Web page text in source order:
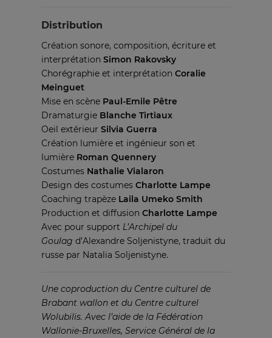
Distribution
Création sonore, composition, écriture et
interprétation Simon Rakovsky
Chorégraphie et interprétation Coralie
Meinguet
Mise en scène Paul-Emile Pêtre
Dramaturgie Blanche Tirtiaux
Oeil extérieur Silvia Guerra
Création lumière et ingénieur son et
lumière Roman Quennery
Costumes Nathalie Vialaron
Design des costumes Charlotte Lampe
Coaching trapèze Laila Umeko Smith
Production et diffusion Charlotte Lampe
Avec pour support L’Archipel du
Goulag d’Alexandre Soljenistyne, traduit du
russe par Natalia Soljenistyne.
Une coproduction du Centre culturel de
Brabant wallon et du Centre culturel
Wolubilis.Avec l’aide de la Fédération
Wallonie-Bruxelles, Service Général de la